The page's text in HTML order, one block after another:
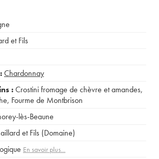
et Fils
Chardonnay
:Crostini fromage de chèvre et amandes,
, Fourme de Montbrison
lès-Beaune
et Fils (Domaine)
En savoir plus...